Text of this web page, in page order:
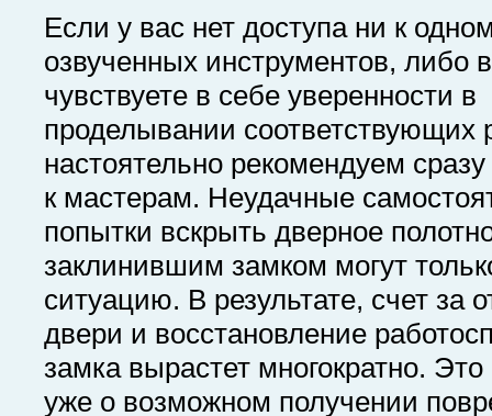
Если у вас нет доступа ни к
озвученных инструментов, либо
чувствуете в себе уверенности в
проделывании соответствующих
настоятельно рекомендуем
к мастерам. Неудачные
попытки вскрыть дверное
заклинившим замком могут
ситуацию. В результате, счет за
двери и восстановление
замка вырастет многократно. Это
уже о возможном получении